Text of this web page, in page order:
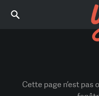
Cette page n’est